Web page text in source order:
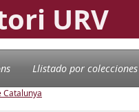
URV
Llistado por colecciones